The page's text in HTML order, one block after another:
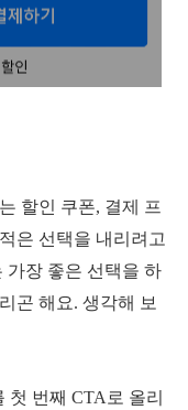
할인 쿠폰, 결제 프
은 선택을 내리려고
가장 좋은 선택을 하
곤 해요. 생각해 보
첫 번째 CTA로 올리